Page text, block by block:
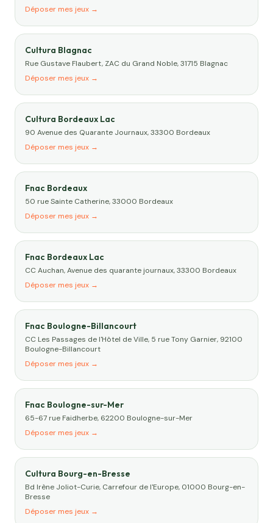
Déposer mes jeux →
Cultura Blagnac
Rue Gustave Flaubert, ZAC du Grand Noble, 31715 Blagnac
Déposer mes jeux →
Cultura Bordeaux Lac
90 Avenue des Quarante Journaux, 33300 Bordeaux
Déposer mes jeux →
Fnac Bordeaux
50 rue Sainte Catherine, 33000 Bordeaux
Déposer mes jeux →
Fnac Bordeaux Lac
CC Auchan, Avenue des quarante journaux, 33300 Bordeaux
Déposer mes jeux →
Fnac Boulogne-Billancourt
CC Les Passages de l'Hôtel de Ville, 5 rue Tony Garnier, 92100
Boulogne-Billancourt
Déposer mes jeux →
Fnac Boulogne-sur-Mer
65-67 rue Faidherbe, 62200 Boulogne-sur-Mer
Déposer mes jeux →
Cultura Bourg-en-Bresse
Bd Irène Joliot-Curie, Carrefour de l'Europe, 01000 Bourg-en-
Bresse
Déposer mes jeux →